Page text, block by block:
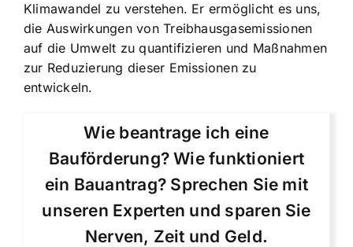
Klimawandel zu verstehen. Er ermöglicht es uns,
die Auswirkungen von Treibhausgasemissionen
auf die Umwelt zu quantifizieren und Maßnahmen
zur Reduzierung dieser Emissionen zu
entwickeln.
Wie beantrage ich eine
Bauförderung? Wie funktioniert
ein Bauantrag? Sprechen Sie mit
unseren Experten und sparen Sie
Nerven, Zeit und Geld.